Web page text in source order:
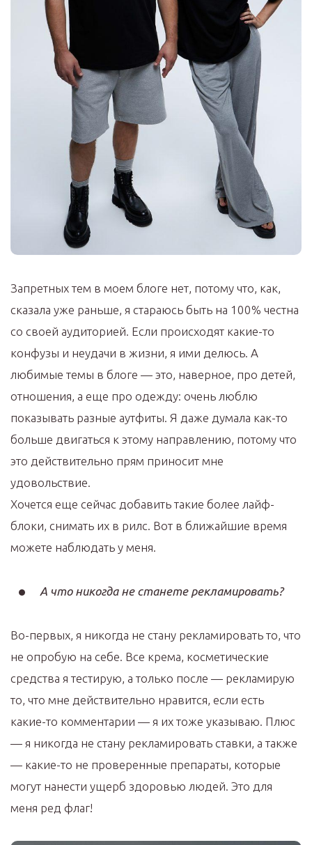
Запретных тем в моем блоге нет, потому что, как,
сказала уже раньше, я стараюсь быть на 100% честна
со своей аудиторией. Если происходят какие-то
конфузы и неудачи в жизни, я ими делюсь. А
любимые темы в блоге — это, наверное, про детей,
отношения, а еще про одежду: очень люблю
показывать разные аутфиты. Я даже думала как-то
больше двигаться к этому направлению, потому что
это действительно прям приносит мне
удовольствие.
Хочется еще сейчас добавить такие более лайф-
блоки, снимать их в рилс. Вот в ближайшие время
можете наблюдать у меня.
А что никогда не станете рекламировать?
Во-первых, я никогда не стану рекламировать то, что
не опробую на себе. Все крема, косметические
средства я тестирую, а только после — рекламирую
то, что мне действительно нравится, если есть
какие-то комментарии — я их тоже указываю. Плюс
— я никогда не стану рекламировать ставки, а также
— какие-то не проверенные препараты, которые
могут нанести ущерб здоровью людей. Это для
меня ред флаг!